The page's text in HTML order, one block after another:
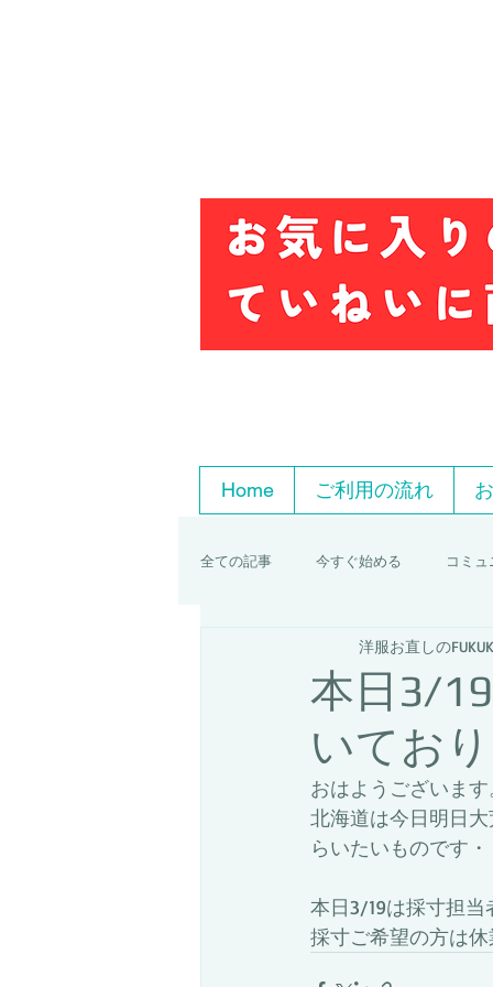
Home ご利用の流れ
全ての記事 今すぐ始める コミ
本日3/
いてお
洋服お直しの
おはようございます
北海道は今日明日
らいたいものです
本日3/19は採寸担
採寸ご希望の方は